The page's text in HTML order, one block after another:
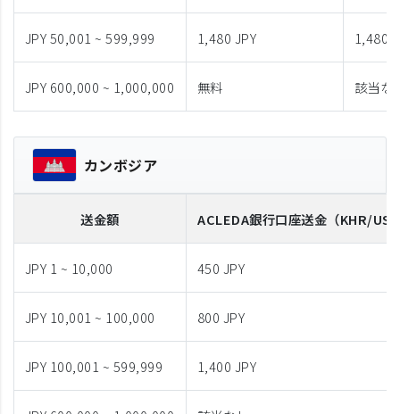
JPY 50,001 ~ 599,999 1,480 JPY 1,480
JPY 600,000 ~ 1,000,000 無料 該当な
カンボジア
送金額 ACLEDA銀行口座送金 （KHR/
JPY 1 ~ 10,000 450 JPY
JPY 10,001 ~ 100,000 800 JPY
JPY 100,001 ~ 599,999 1,400 JPY